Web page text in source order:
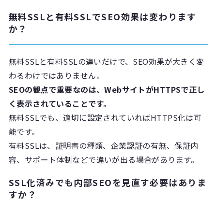
無料SSLと有料SSLでSEO効果は変わります
か？
無料SSLと有料SSLの違いだけで、SEO効果が大きく変
わるわけではありません。
SEOの観点で重要なのは、WebサイトがHTTPSで正し
く表示されていることです。
無料SSLでも、適切に設定されていればHTTPS化は可
能です。
有料SSLは、証明書の種類、企業認証の有無、保証内
容、サポート体制などで違いが出る場合があります。
SSL化済みでも内部SEOを見直す必要はありま
すか？